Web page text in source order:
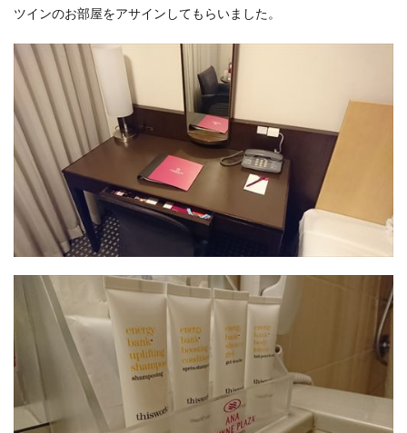
ツインのお部屋をアサインしてもらいました。